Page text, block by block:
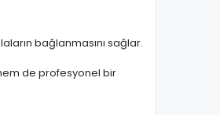
bağlanmasını sağlar.
de profesyonel bir